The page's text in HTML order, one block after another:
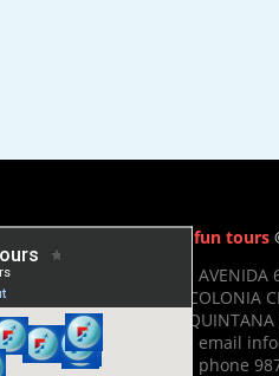
Ifun tours
-
COLONIA
- email
- phone